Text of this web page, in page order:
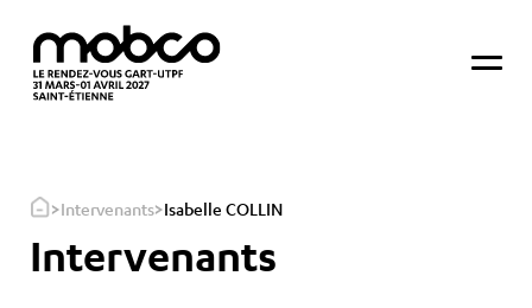
>Intervenants>Isabelle COLLIN
Intervenants